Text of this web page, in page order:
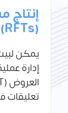
إنتاج
(RFTs)
يمكن
إدارة
تعليقات